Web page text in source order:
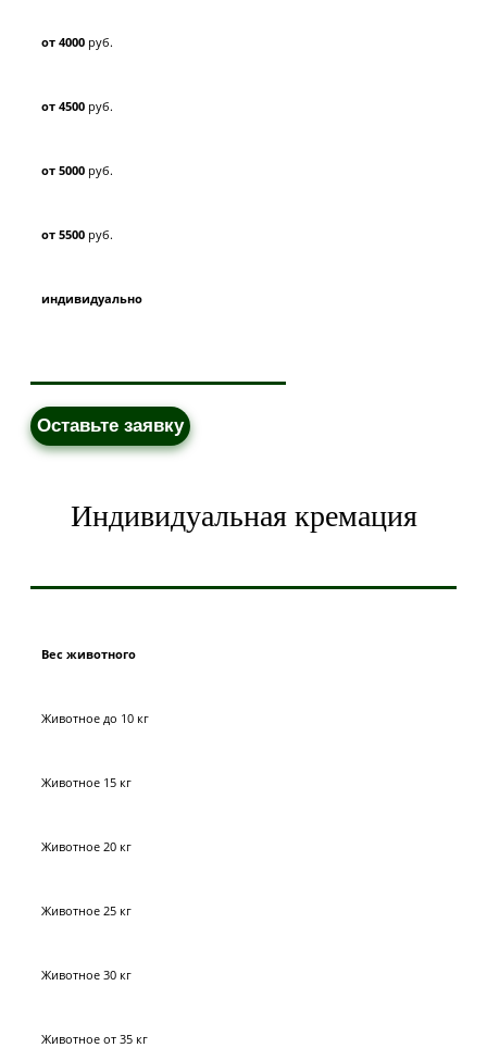
от 4000 руб.
от 4500 руб.
от 5000 руб.
от 5500 руб.
индивидуально
Оставьте заявку
Индивидуальная кремация
Вес животного
Животное до 10 кг
Животное 15 кг
Животное 20 кг
Животное 25 кг
Животное 30 кг
Животное от 35 кг